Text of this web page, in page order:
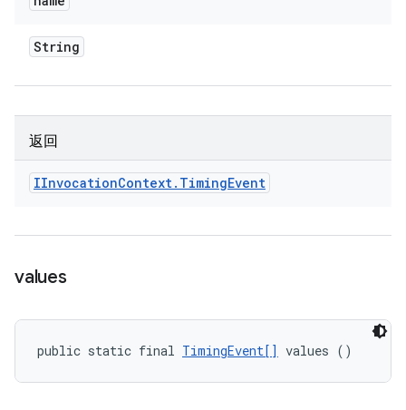
String
返回
IInvocationContext. TimingEvent
values
public static final TimingEvent[] values ()